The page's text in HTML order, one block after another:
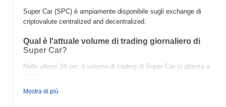
Super Car (SPC) è ampiamente disponibile sugli exchange di
criptovalute centralized and decentralized.
Qual è l'attuale volume di trading giornaliero di
Super Car?
Nelle ultime 24 ore, il volume di trading di Super Car si attesta a
Qual è lo storico della fascia di prezzo di Super
Mostra di più